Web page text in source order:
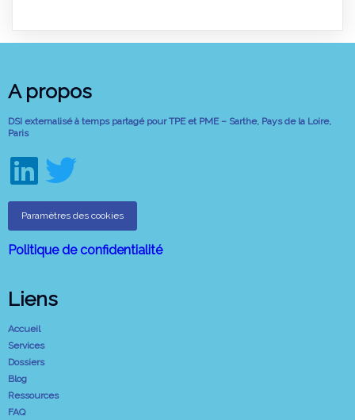
A propos
DSI externalisé à temps partagé pour TPE et PME – Sarthe, Pays de la Loire,
Paris
Paramètres des cookies
Politique de confidentialité
Liens
Accueil
Services
Dossiers
Blog
Ressources
FAQ